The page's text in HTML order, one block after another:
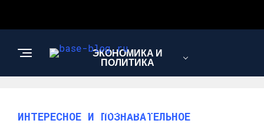
ЭКОНОМИКА И
ПОЛИТИКА
НОВОСТИ
ИНТЕРЕСНОЕ И ПОЗНАВАТЕЛЬНОЕ